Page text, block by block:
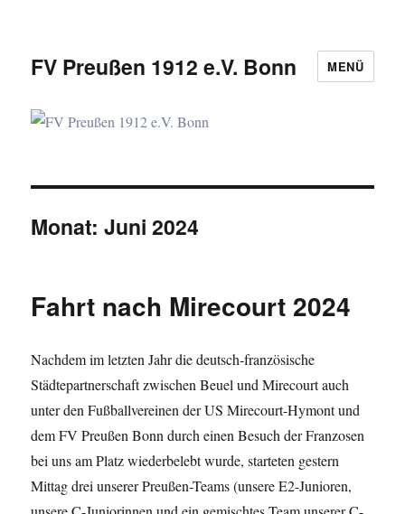
FV Preußen 1912 e.V. Bonn MENÜ
Monat:Juni 2024
Fahrt nach Mirecourt 2024
Nachdem im letzten Jahr die deutsch-französische
Städtepartnerschaft zwischen Beuel und Mirecourt auch
unter den Fußballvereinen der US Mirecourt-Hymont und
dem FV Preußen Bonn durch einen Besuch der Franzosen
bei uns am Platz wiederbelebt wurde, starteten gestern
Mittag drei unserer Preußen-Teams (unsere E2-Junioren,